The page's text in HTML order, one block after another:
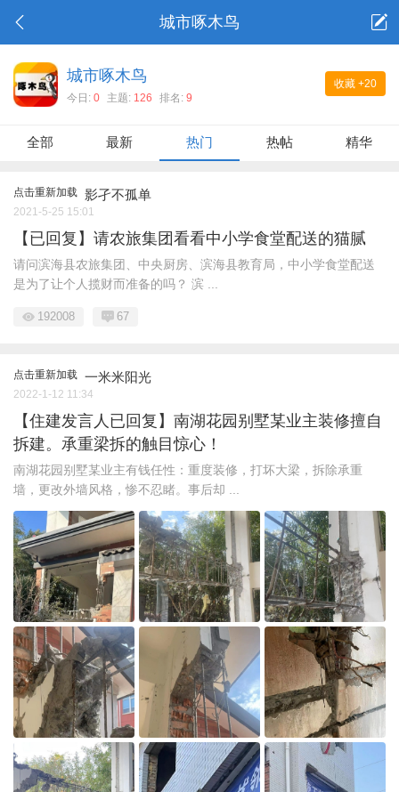
城市啄木鸟
收藏 +20
城市啄木鸟
今日: 0 主题: 126 排名: 9
全部 最新 热门 热帖 精华
点击重新加载 影孑不孤单
2021-5-25 15:01
【已回复】请农旅集团看看中小学食堂配送的猫腻
请问滨海县农旅集团、中央厨房、滨海县教育局，中小学食堂配送
是为了让个人揽财而准备的吗？ 滨 ...
192008 67
点击重新加载 一米米阳光
2022-1-12 11:34
【住建发言人已回复】南湖花园别墅某业主装修擅自
拆建。承重梁拆的触目惊心！
南湖花园别墅某业主有钱任性：重度装修，打坏大梁，拆除承重
墙，更改外墙风格，惨不忍睹。事后却 ...